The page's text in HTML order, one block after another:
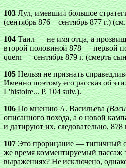
103Лул, имевший большое
(сентябрь 876—сентябрь 877 г.)
104Таил — не имя отца, а
второй половиной 878 — первой
quern — сентябрь 879 г. (смерть
105Нельзя не признать
Именно поэтому его рассказ об
L'histoire... Р. 104 suiv.).
106По мнению А. Васильева
описанного похода, а о новой
и датируют их, следовательно,
107Это прорицание — типичный
же время комментируемый пассаж
выражениях? Не исключено,